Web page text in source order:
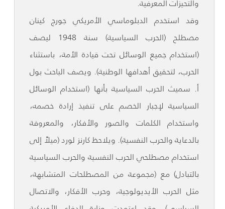
والتحيزات المعرفية.
وقد استخدم الدبلوماسي الأمريكي جورج كينان
مصطلح (الحرب السياسية) سنة 1948 ليصف
(استخدام جميع الوسائل تحت قيادة الأمة، باستثناء
الحرب، لتحقيق أهدافها الوطنية). ويصف الباحث بول
أ. سميث الحرب السياسية بأنها (استخدام الوسائل
السياسية لإجبار الخصم على تنفيذ إرادة خصمه،
واستخدام الكلمات والصور والأفكار، والمعروفة
بالدعاية والحرب النفسية). ويلاحظ كارنز لورد (ميلاً إلى
استخدام مصطلحي الحرب النفسية والحرب السياسية
بالتبادل) مع (مجموعة من المصطلحات المتشابهة،
مثل الحرب الأيديولوجية، وحرب الأفكار، والاتصال